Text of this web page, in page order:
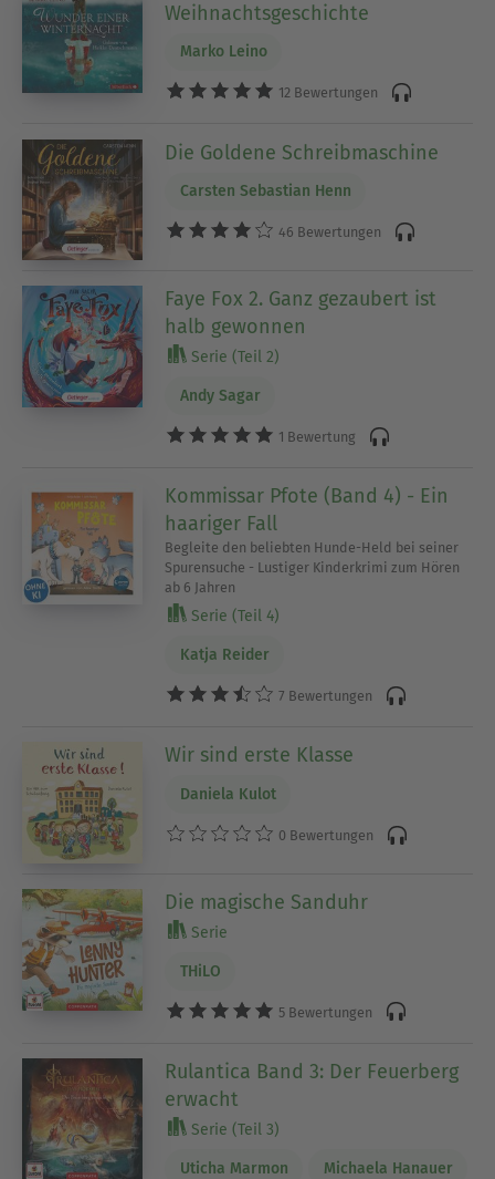
Weihnachtsgeschichte
Marko Leino
12 Bewertungen
Die Goldene Schreibmaschine
Carsten Sebastian Henn
46 Bewertungen
Faye Fox 2. Ganz gezaubert ist
halb gewonnen
Serie (Teil 2)
Andy Sagar
1 Bewertung
Kommissar Pfote (Band 4) - Ein
haariger Fall
Begleite den beliebten Hunde-Held bei seiner
Spurensuche - Lustiger Kinderkrimi zum Hören
ab 6 Jahren
Serie (Teil 4)
Katja Reider
7 Bewertungen
Wir sind erste Klasse
Daniela Kulot
0 Bewertungen
Die magische Sanduhr
Serie
THiLO
5 Bewertungen
Rulantica Band 3: Der Feuerberg
erwacht
Serie (Teil 3)
Uticha Marmon Michaela Hanauer